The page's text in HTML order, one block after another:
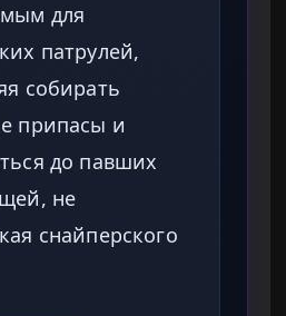
для
патрулей,
собирать
припасы и
до павших
не
снайперского